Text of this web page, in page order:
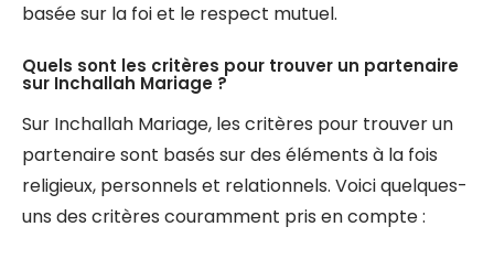
basée sur la foi et le respect mutuel.
Quels sont les critères pour trouver un partenaire
sur Inchallah Mariage ?
Sur Inchallah Mariage, les critères pour trouver un
partenaire sont basés sur des éléments à la fois
religieux, personnels et relationnels. Voici quelques-
uns des critères couramment pris en compte :